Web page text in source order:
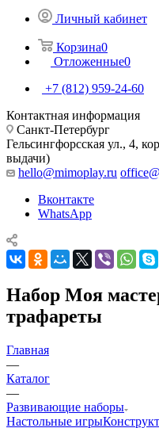
Личный кабинет
Корзина0
Отложенные0
+7 (812) 959-24-60
Контактная информация
Санкт-Петербург
Гельсингфорсская ул., 4,
выдачи)
hello@mimoplay.ru
Вконтакте
WhatsApp
Набор Моя
трафареты
Главная
—
Каталог
—
Развивающие наборы
Настольные игры